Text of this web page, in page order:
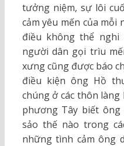
tưởng niệm, sự lôi
cảm yêu mến của mỗi
điều không thể nghi
người dân gọi trìu
xưng cũng được báo
điều kiện ông Hồ
chúng ở các thôn
phương Tây biết
sảo thế nào trong
những tình cảm ông